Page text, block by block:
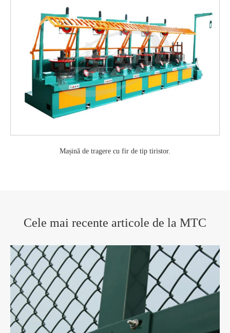
Mașină de tragere cu fir de tip tiristor.
Cele mai recente articole de la MTC